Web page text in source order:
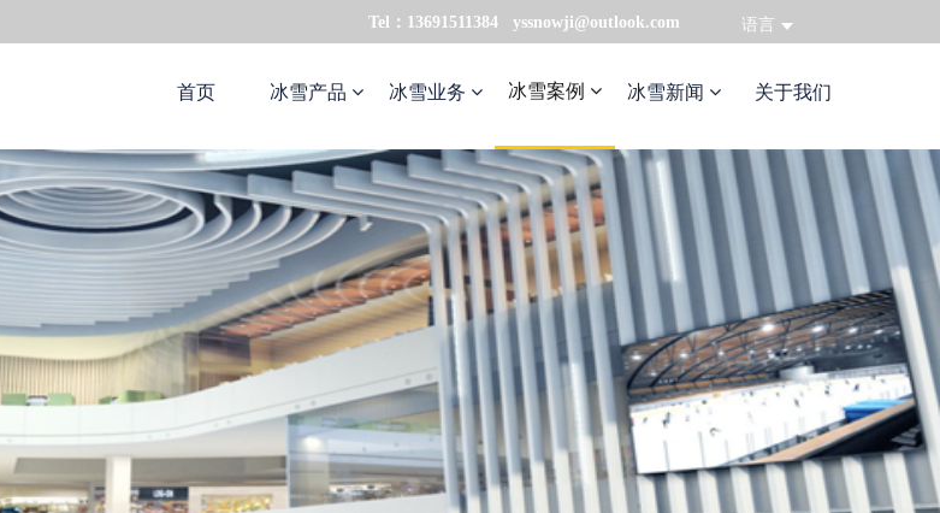
Tel：13691511384 yssnowji@outlook.com 语言
首页 冰雪产品 冰雪业务 冰雪案例 冰雪新闻 关于我们